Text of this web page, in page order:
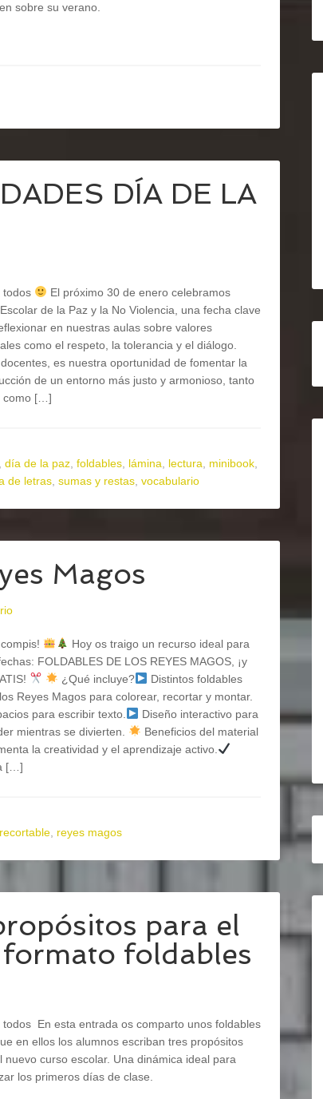
sobre su verano.
DÍA DE LA
todos
El próximo 30 de enero celebramos
de la Paz y la No Violencia, una fecha clave
en nuestras aulas sobre valores
como el respeto, la tolerancia y el diálogo.
es nuestra oportunidad de fomentar la
de un entorno más justo y armonioso, tanto
como […]
día de la paz foldables lámina lectura minibook
de letras sumas y restas vocabulario
Magos
Hoy os traigo un recurso ideal para
FOLDABLES DE LOS REYES MAGOS, ¡y
¿Qué incluye?
Distintos foldables
Reyes Magos para colorear, recortar y montar.
para escribir texto.
Diseño interactivo para
mientras se divierten.
Beneficios del material
la creatividad y el aprendizaje activo.
[…]
recortable reyes magos
para el
foldables
todos En esta entrada os comparto unos foldables
en ellos los alumnos escriban tres propósitos
nuevo curso escolar. Una dinámica ideal para
los primeros días de clase.